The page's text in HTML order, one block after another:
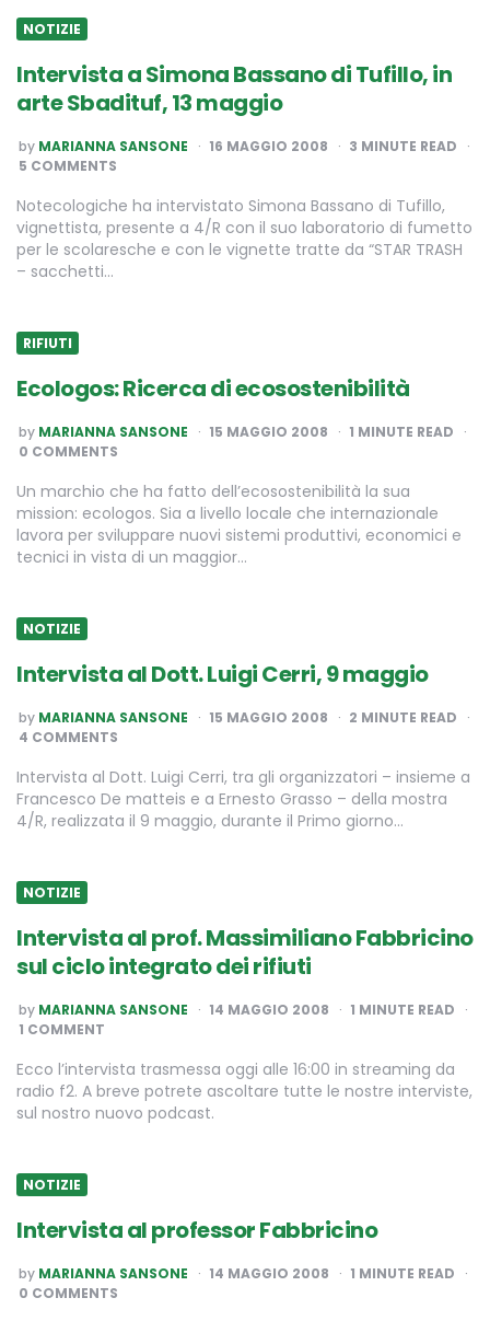
NOTIZIE
Intervista a Simona Bassano di Tufillo, in
arte Sbadituf, 13 maggio
POSTED
BY
by MARIANNA SANSONE 16 MAGGIO 2008 3 MINUTE READ
5 COMMENTS
Notecologiche ha intervistato Simona Bassano di Tufillo,
vignettista, presente a 4/R con il suo laboratorio di fumetto
per le scolaresche e con le vignette tratte da “STAR TRASH
– sacchetti…
RIFIUTI
Ecologos: Ricerca di ecosostenibilità
POSTED
BY
by MARIANNA SANSONE 15 MAGGIO 2008 1 MINUTE READ
0 COMMENTS
Un marchio che ha fatto dell’ecosostenibilità la sua
mission: ecologos. Sia a livello locale che internazionale
lavora per sviluppare nuovi sistemi produttivi, economici e
tecnici in vista di un maggior…
NOTIZIE
Intervista al Dott. Luigi Cerri, 9 maggio
POSTED
BY
by MARIANNA SANSONE 15 MAGGIO 2008 2 MINUTE READ
4 COMMENTS
Intervista al Dott. Luigi Cerri, tra gli organizzatori – insieme a
Francesco De matteis e a Ernesto Grasso – della mostra
4/R, realizzata il 9 maggio, durante il Primo giorno…
NOTIZIE
Intervista al prof. Massimiliano Fabbricino
sul ciclo integrato dei rifiuti
POSTED
BY
by MARIANNA SANSONE 14 MAGGIO 2008 1 MINUTE READ
1 COMMENT
Ecco l’intervista trasmessa oggi alle 16:00 in streaming da
radio f2. A breve potrete ascoltare tutte le nostre interviste,
sul nostro nuovo podcast.
NOTIZIE
Intervista al professor Fabbricino
POSTED
BY
by MARIANNA SANSONE 14 MAGGIO 2008 1 MINUTE READ
0 COMMENTS